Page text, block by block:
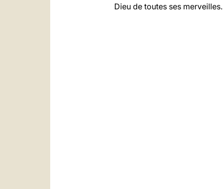
Dieu de toutes ses merveilles.